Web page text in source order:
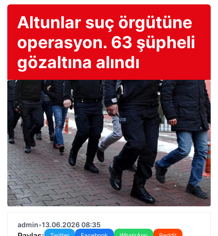
Altunlar suç örgütüne
operasyon. 63 şüpheli
gözaltına alındı
admin•13.06.2026 08:35